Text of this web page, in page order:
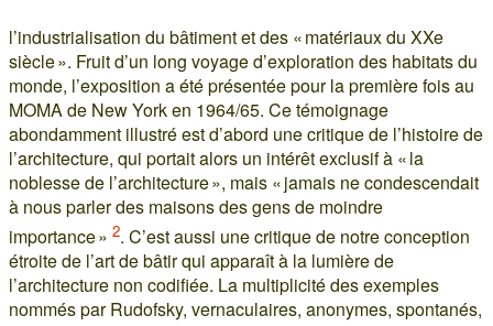
l’industrialisation du bâtiment et des « matériaux du XXe
siècle ». Fruit d’un long voyage d’exploration des habitats du
monde, l’exposition a été présentée pour la première fois au
MOMA de New York en 1964/65. Ce témoignage
abondamment illustré est d’abord une critique de l’histoire de
l’architecture, qui portait alors un intérêt exclusif à « la
noblesse de l’architecture », mais « jamais ne condescendait
à nous parler des maisons des gens de moindre
importance » 2. C’est aussi une critique de notre conception
étroite de l’art de bâtir qui apparaît à la lumière de
l’architecture non codifiée. La multiplicité des exemples
nommés par Rudofsky, vernaculaires, anonymes, spontanés,